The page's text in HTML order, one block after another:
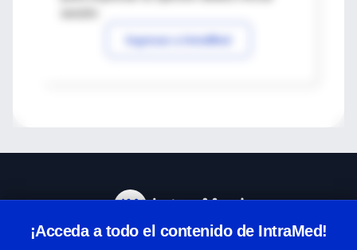
Ingresar a IntraMed
¡Acceda a todo el contenido de IntraMed!